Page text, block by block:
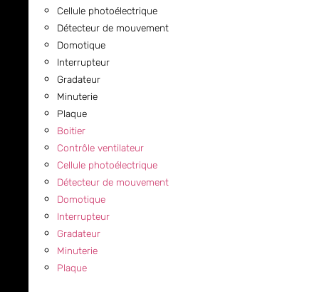
Cellule photoélectrique
Détecteur de mouvement
Domotique
Interrupteur
Gradateur
Minuterie
Plaque
Boitier
Contrôle ventilateur
Cellule photoélectrique
Détecteur de mouvement
Domotique
Interrupteur
Gradateur
Minuterie
Plaque